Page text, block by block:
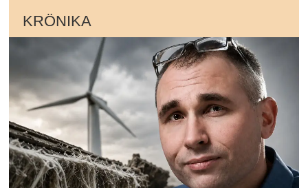
KRÖNIKA